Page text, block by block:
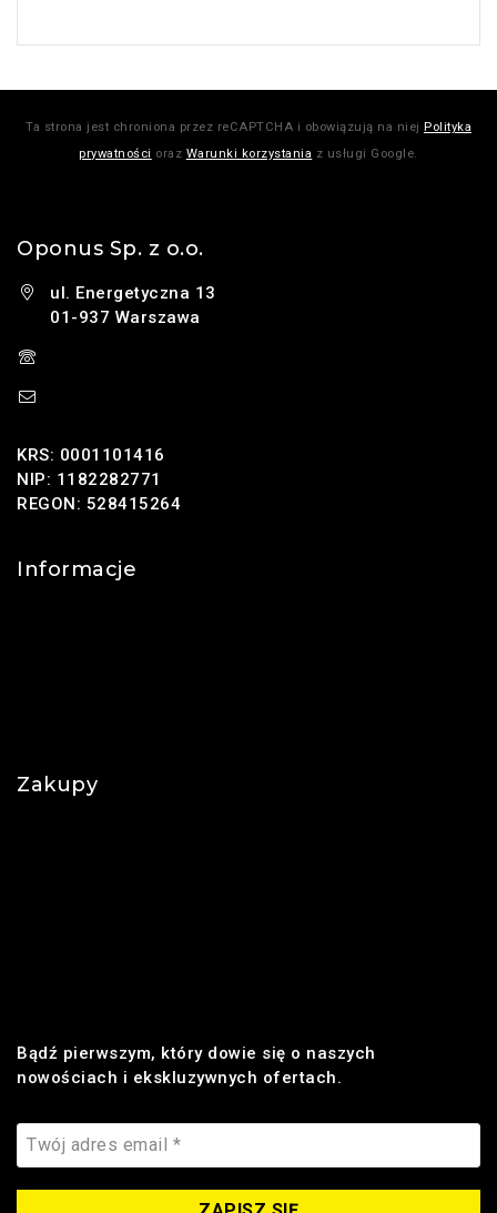
Ta strona jest chroniona przez reCAPTCHA i obowiązują na niej Polityka
prywatności oraz Warunki korzystania z usługi Google.
Oponus Sp. z o.o.
ul. Energetyczna 13
01-937 Warszawa
KRS: 0001101416
NIP: 1182282771
REGON: 528415264
Informacje
Zakupy
Bądź pierwszym, który dowie się o naszych
nowościach i ekskluzywnych ofertach.